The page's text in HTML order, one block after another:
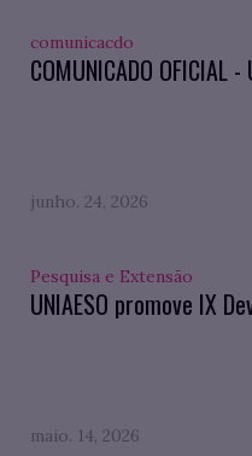
comunicacdo
COMUNICADO OFICIAL -
junho. 24, 2026
Pesquisa e Extensão
UNIAESO promove IX
maio. 14, 2026